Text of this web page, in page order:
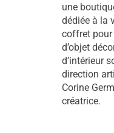
une
dédiée à la
coffret
d’objet
d’intérieur
direction
Corine
créatrice.